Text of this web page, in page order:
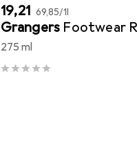
EUR
19,21 EUR
69,85/1l
Grangers Footwear
275 ml